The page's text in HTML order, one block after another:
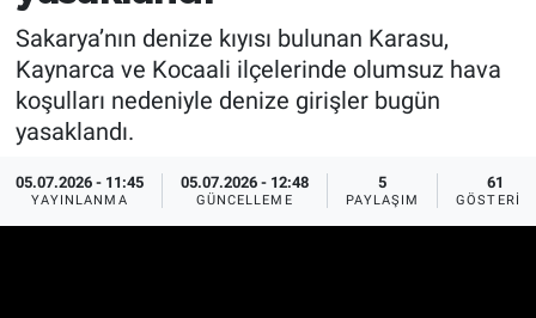
Sakarya’nın denize kıyısı bulunan Karasu,
Kaynarca ve Kocaali ilçelerinde olumsuz hava
koşulları nedeniyle denize girişler bugün
yasaklandı.
05.07.2026 - 11:45
YAYINLANMA
05.07.2026 - 12:48
GÜNCELLEME
5
PAYLAŞIM
61
GÖSTERIM
EĞİTİM
MAGAZİN
HALK54 PANORAMA